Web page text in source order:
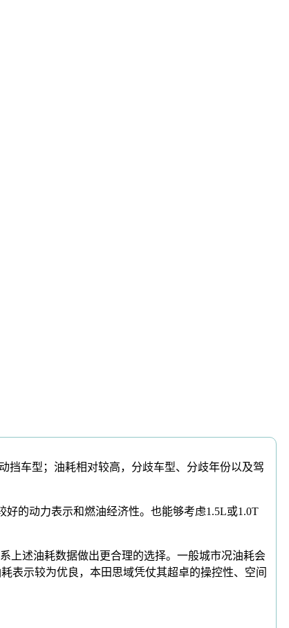
车型；油耗相对较高，分歧车型、分歧年份以及驾
的动力表示和燃油经济性。也能够考虑1.5L或1.0T
述油耗数据做出更合理的选择。一般城市况油耗会
表示较为优良，本田思域凭仗其超卓的操控性、空间